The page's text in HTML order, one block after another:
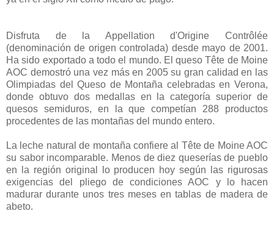
Disfruta de la Appellation d'Origine Contrôlée
(denominación de origen controlada) desde mayo de 2001.
Ha sido exportado a todo el mundo. El queso Tête de Moine
AOC demostró una vez más en 2005 su gran calidad en las
Olimpiadas del Queso de Montaña celebradas en Verona,
donde obtuvo dos medallas en la categoría superior de
quesos semiduros, en la que competían 288 productos
procedentes de las montañas del mundo entero.
La leche natural de montaña confiere al Tête de Moine AOC
su sabor incomparable. Menos de diez queserías de pueblo
en la región original lo producen hoy según las rigurosas
exigencias del pliego de condiciones AOC y lo hacen
madurar durante unos tres meses en tablas de madera de
abeto.